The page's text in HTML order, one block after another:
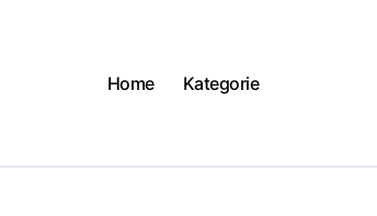
Home Kategorie